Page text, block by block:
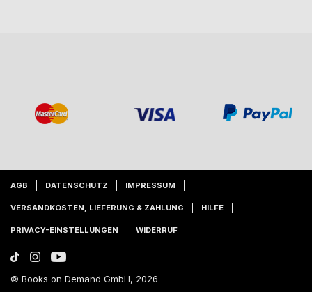
AGB DATENSCHUTZ IMPRESSUM
VERSANDKOSTEN, LIEFERUNG & ZAHLUNG HILFE
PRIVACY-EINSTELLUNGEN WIDERRUF
© Books on Demand GmbH, 2026